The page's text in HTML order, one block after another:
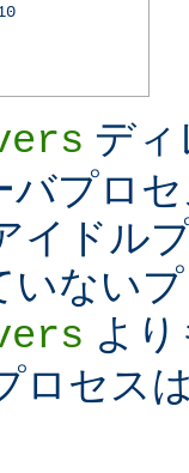
デ
バプロ
イドル
いない
よ
ロセス